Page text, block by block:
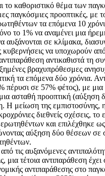
καθοριστικό θέμα των
παγκόσμιες προοπτικές, με
τα επόμενα 10
το 1% να αναμένει μια
αυξάνονται σε κλίμακα,
κυβερνήσεις να υποχωρούν
αντικαθιστά τη
βραχυπρόθεσμες
τα επόμενα δύο χρόνια.
πέρυσι σε 57% φέτος), με
ασταθή προοπτική (αύξηση
Η μείωση της
διεθνείς σχέσεις,
και επιλέχθηκε
αύξηση δύο θέσεων
τις αυξανόμενες
μια τέτοια αντιπαράθεση
αντιπαράθεσης στο